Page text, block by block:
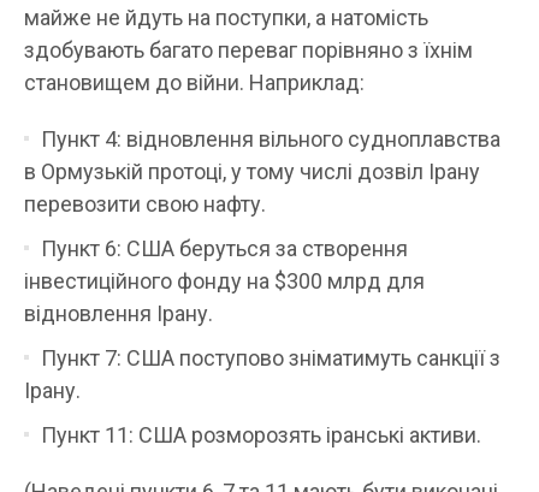
майже не йдуть на поступки, а натомість
здобувають багато переваг порівняно з їхнім
становищем до війни. Наприклад:
Пункт 4: відновлення вільного судноплавства
в Ормузькій протоці, у тому числі дозвіл Ірану
перевозити свою нафту.
Пункт 6: США беруться за створення
інвестиційного фонду на $300 млрд для
відновлення Ірану.
Пункт 7: США поступово зніматимуть санкції з
Ірану.
Пункт 11: США розморозять іранські активи.